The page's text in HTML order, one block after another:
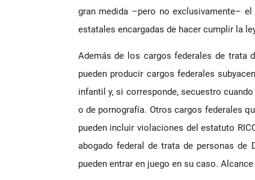
gran medida –pero no exclusivamente–
estatales encargadas de hacer cumplir la
Además de los cargos federales de trata
pueden producir cargos federales
infantil y, si corresponde, secuestro
o de pornografía. Otros cargos federales
pueden incluir violaciones del estatuto
abogado federal de trata de personas
pueden entrar en juego en su caso. Alcance